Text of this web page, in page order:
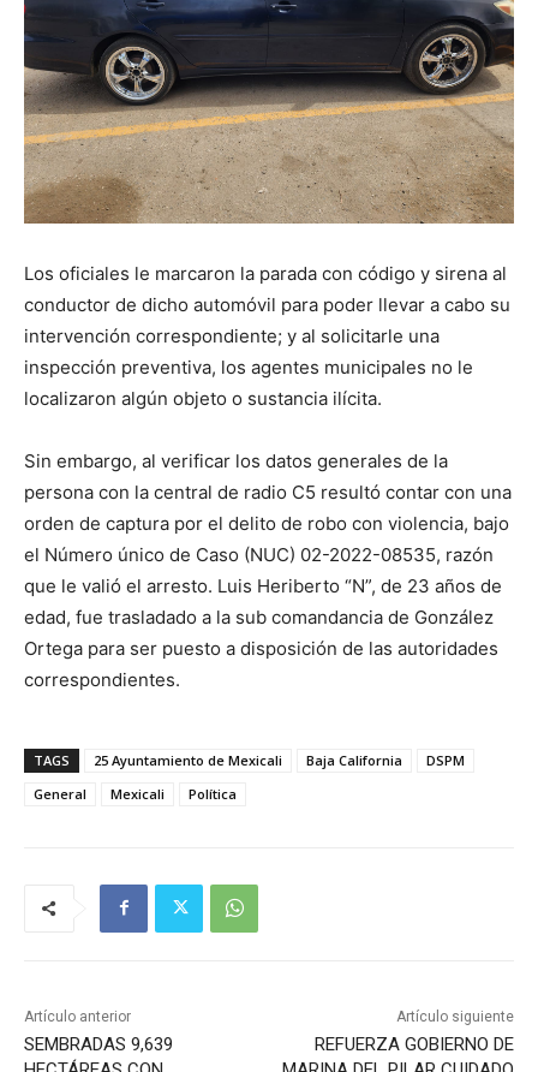
Los oficiales le marcaron la parada con código y sirena al
conductor de dicho automóvil para poder llevar a cabo su
intervención correspondiente; y al solicitarle una
inspección preventiva, los agentes municipales no le
localizaron algún objeto o sustancia ilícita.
Sin embargo, al verificar los datos generales de la
persona con la central de radio C5 resultó contar con una
orden de captura por el delito de robo con violencia, bajo
el Número único de Caso (NUC) 02-2022-08535, razón
que le valió el arresto. Luis Heriberto “N”, de 23 años de
edad, fue trasladado a la sub comandancia de González
Ortega para ser puesto a disposición de las autoridades
correspondientes.
TAGS 25 Ayuntamiento de Mexicali Baja California
DSPM
General
Mexicali Política
Artículo anterior
SEMBRADAS 9,639
Artículo siguiente
REFUERZA GOBIERNO DE